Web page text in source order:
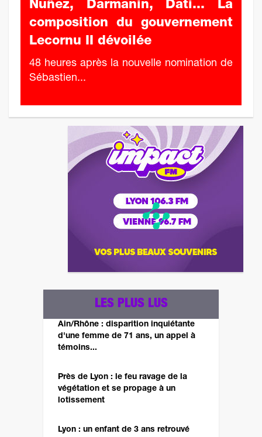
Nuñez, Darmanin, Dati... La
composition du gouvernement
Lecornu II dévoilée
48 heures après la nouvelle nomination de
Sébastien...
LES PLUS LUS
Ain/Rhône : disparition inquiétante
d'une femme de 71 ans, un appel à
témoins...
Près de Lyon : le feu ravage de la
végétation et se propage à un
lotissement
Lyon : un enfant de 3 ans retrouvé